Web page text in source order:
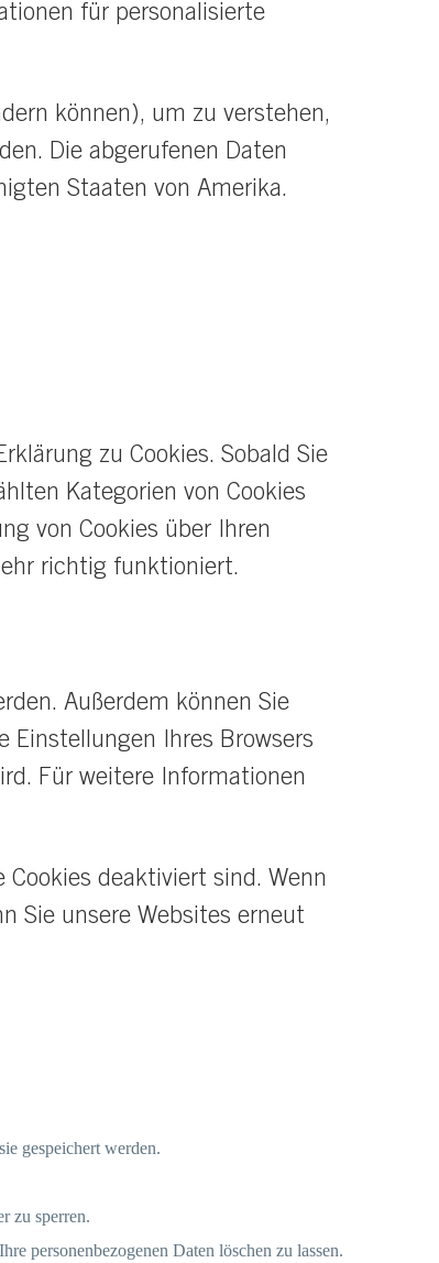
für personalisierte
können), um zu verstehen,
Die abgerufenen Daten
Staaten von Amerika.
zu Cookies. Sobald Sie
Kategorien von Cookies
von Cookies über Ihren
richtig funktioniert.
Außerdem können Sie
Einstellungen Ihres Browsers
Für weitere Informationen
deaktiviert sind. Wenn
Sie unsere Websites erneut
gespeichert werden.
zu sperren.
personenbezogenen Daten löschen zu lassen.